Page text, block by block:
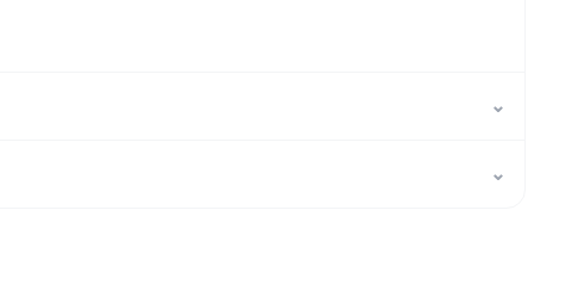
⌄
⌄